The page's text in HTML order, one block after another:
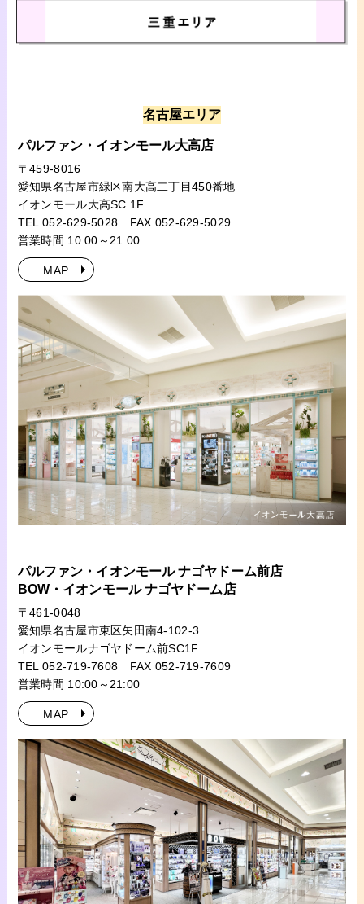
名古屋エリア
パルファン・イオンモール大高店
〒459-8016
愛知県名古屋市緑区南大高二丁目450番地
イオンモール大高SC 1F
TEL 052-629-5028 FAX 052-629-5029
営業時間 10:00～21:00
MAP
パルファン・イオンモール ナゴヤドーム前店
BOW・イオンモール ナゴヤドーム店
〒461-0048
愛知県名古屋市東区矢田南4-102-3
イオンモールナゴヤドーム前SC1F
TEL 052-719-7608 FAX 052-719-7609
営業時間 10:00～21:00
MAP